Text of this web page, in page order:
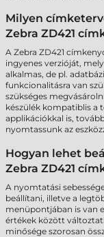
Milyen
Zebra ZD421
A Zebra ZD421
ingyenes verzióját,
alkalmas, de pl.
funkcionalitásra van
szükséges
készülék kompatiblis a
applikációkkal is,
nyomtassunk az
Hogyan lehet
Zebra ZD421
A nyomtatási
beállítani, illetve a
menüpontjában is van
értékek között
minősége szorosan